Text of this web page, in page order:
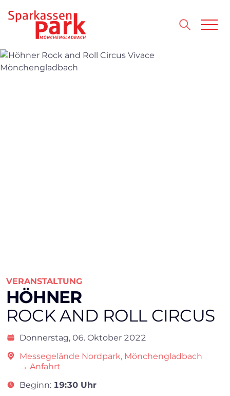
VERANSTALTUNG
HÖHNER
ROCK AND ROLL CIRCUS
Donnerstag, 06. Oktober 2022
Messegelände Nordpark, Mönchengladbach
→ Anfahrt
Beginn: 19:30 Uhr